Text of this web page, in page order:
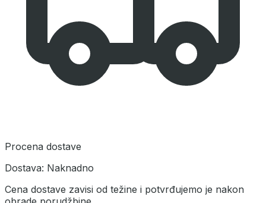
Procena dostave
Dostava: Naknadno
Cena dostave zavisi od težine i potvrđujemo je nakon